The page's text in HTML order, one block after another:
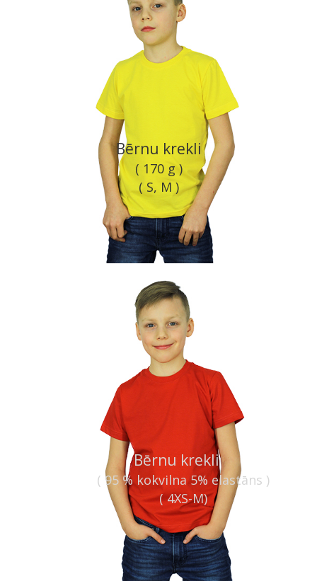
Bērnu krekli
( 170 g )
( S, M )
Bērnu krekli
( 95 % kokvilna 5% elastāns )
( 4XS-M)